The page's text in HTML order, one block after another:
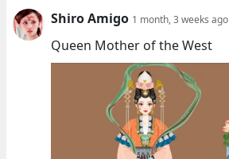
Shiro Amigo 1 month, 3 weeks ago
Queen Mother of the West